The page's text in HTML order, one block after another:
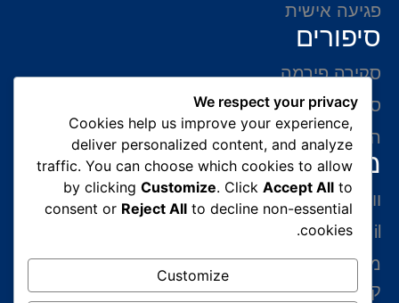
פגיעה אישית
סיפורים
סקירה פירמה
סיפורי הצלחה
המלצות של לקוחות
מידע ליצירת קשר
ווצאפ 054-765-0002
gabriel@benatovlaw.co.il
מצדה 9 בני ברק קומה 35 מגדל ב.ס.ר 3 (מול
קניון איילון ליד הרכבת הקלה בן גוריון)
We respect your privacy
Cookies help us improve your experience,
deliver personalized content, and analyze
traffic. You can choose which cookies to allow
by clickingCustomize. ClickAccept All to
consent or Reject All to decline non-essential
cookies.
Customize